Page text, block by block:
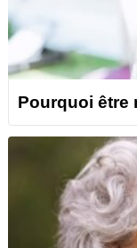
Pourquoi être